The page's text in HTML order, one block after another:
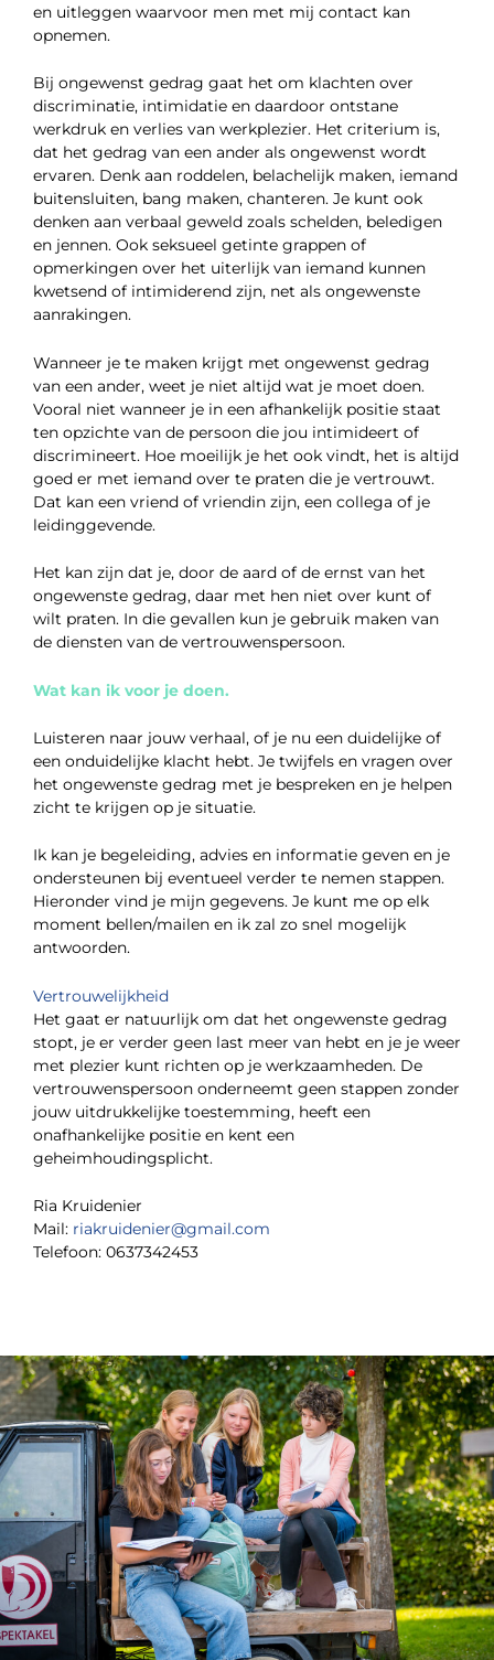
en uitleggen waarvoor men met mij contact kan
opnemen.
Bij ongewenst gedrag gaat het om klachten over
discriminatie, intimidatie en daardoor ontstane
werkdruk en verlies van werkplezier. Het criterium is,
dat het gedrag van een ander als ongewenst wordt
ervaren. Denk aan roddelen, belachelijk maken, iemand
buitensluiten, bang maken, chanteren. Je kunt ook
denken aan verbaal geweld zoals schelden, beledigen
en jennen. Ook seksueel getinte grappen of
opmerkingen over het uiterlijk van iemand kunnen
kwetsend of intimiderend zijn, net als ongewenste
aanrakingen.
Wanneer je te maken krijgt met ongewenst gedrag
van een ander, weet je niet altijd wat je moet doen.
Vooral niet wanneer je in een afhankelijk positie staat
ten opzichte van de persoon die jou intimideert of
discrimineert. Hoe moeilijk je het ook vindt, het is altijd
goed er met iemand over te praten die je vertrouwt.
Dat kan een vriend of vriendin zijn, een collega of je
leidinggevende.
Het kan zijn dat je, door de aard of de ernst van het
ongewenste gedrag, daar met hen niet over kunt of
wilt praten. In die gevallen kun je gebruik maken van
de diensten van de vertrouwenspersoon.
Wat kan ik voor je doen.
Luisteren naar jouw verhaal, of je nu een duidelijke of
een onduidelijke klacht hebt. Je twijfels en vragen over
het ongewenste gedrag met je bespreken en je helpen
zicht te krijgen op je situatie.
Ik kan je begeleiding, advies en informatie geven en je
ondersteunen bij eventueel verder te nemen stappen.
Hieronder vind je mijn gegevens. Je kunt me op elk
moment bellen/mailen en ik zal zo snel mogelijk
antwoorden.
Vertrouwelijkheid
Het gaat er natuurlijk om dat het ongewenste gedrag
stopt, je er verder geen last meer van hebt en je je weer
met plezier kunt richten op je werkzaamheden. De
vertrouwenspersoon onderneemt geen stappen zonder
jouw uitdrukkelijke toestemming, heeft een
onafhankelijke positie en kent een
geheimhoudingsplicht.
Ria Kruidenier
Mail: riakruidenier@gmail.com
Telefoon: 0637342453